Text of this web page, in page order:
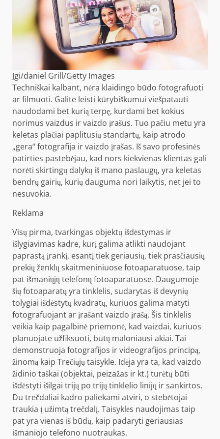
Jgi/daniel Grill/Getty Images
Techniškai kalbant, nėra klaidingo būdo fotografuoti
ar filmuoti. Galite leisti kūrybiškumui viešpatauti
naudodami bet kurią terpę, kurdami bet kokius
norimus vaizdus ir vaizdo įrašus. Tuo pačiu metu yra
keletas plačiai paplitusių standartų, kaip atrodo
„gera“ fotografija ir vaizdo įrašas. Iš savo profesinės
patirties pastebėjau, kad nors kiekvienas klientas gali
norėti skirtingų dalykų iš mano paslaugų, yra keletas
bendrų gairių, kurių dauguma nori laikytis, net jei to
nesuvokia.
Reklama
Visų pirma, tvarkingas objektų išdėstymas ir
išlygiavimas kadre, kurį galima atlikti naudojant
paprastą įrankį, esantį tiek geriausių, tiek prasčiausių
prekių ženklų skaitmeniniuose fotoaparatuose, taip
pat išmaniųjų telefonų fotoaparatuose. Daugumoje
šių fotoaparatų yra tinklelis, sudarytas iš devynių
tolygiai išdėstytų kvadratų, kuriuos galima matyti
fotografuojant ar įrašant vaizdo įrašą. Šis tinklelis
veikia kaip pagalbinė priemonė, kad vaizdai, kuriuos
planuojate užfiksuoti, būtų maloniausi akiai. Tai
demonstruoja fotografijos ir videografijos principą,
žinomą kaip Trečiųjų taisykle. Idėja yra ta, kad vaizdo
židinio taškai (objektai, peizažas ir kt.) turėtų būti
išdėstyti išilgai trijų po trijų tinklelio linijų ir sankirtos.
Du trečdaliai kadro paliekami atviri, o stebėtojai
traukia į užimtą trečdalį. Taisyklės naudojimas taip
pat yra vienas iš būdų, kaip padaryti geriausias
išmaniojo telefono nuotraukas.